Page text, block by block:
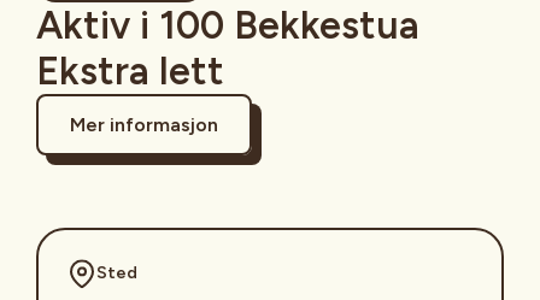
Aktiv i 100 Bekkestua
Ekstra lett
Mer informasjon
Sted